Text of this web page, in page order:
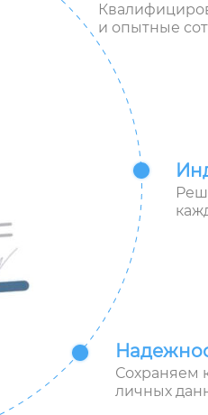
и опытные
Сохраняем
личных